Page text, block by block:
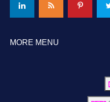
MORE MENU